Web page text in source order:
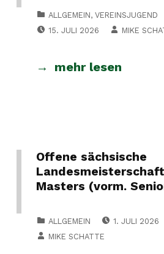
ALLGEMEIN, VEREINSJUGEND
15. JULI 2026
MIKE
mehr lesen
Offene sächsische
Masters (vorm.
ALLGEMEIN
1. JULI 2026
MIKE SCHATTE